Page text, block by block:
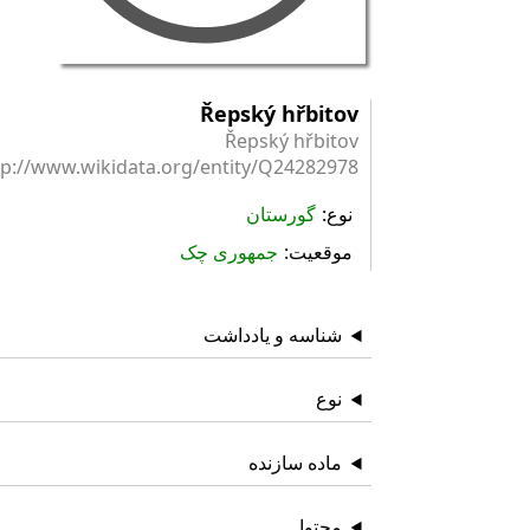
Řepský hřbitov
Řepský hřbitov
www.wikidata.org/entity/Q24282978
نوع گورستان
موقعیت جمهوری چک
شناسه و یادداشت
نوع
ماده سازنده